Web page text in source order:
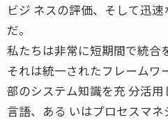
ビジ ネスの評価、そして迅
だ。
私たちは非常に短期間で統合
それは統一されたフレームワ
部のシステム知識を充 分活
言語、ある いはプロセスマ